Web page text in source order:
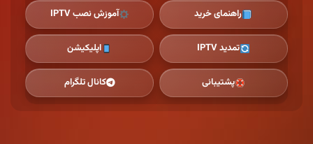
راهنمای خرید آموزش نصب IPTV
تمدید IPTV اپلیکیشن
پشتیبانی کانال تلگرام